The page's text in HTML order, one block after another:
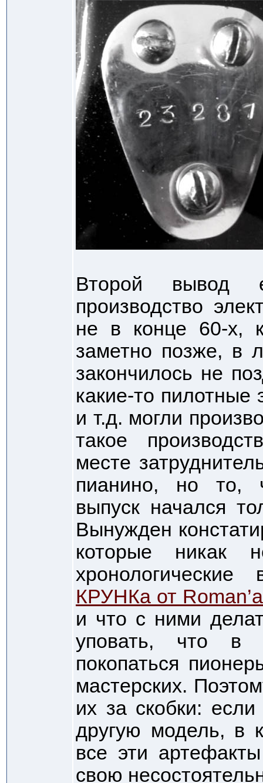
Второй вывод
производство
не в конце 60-х,
заметно позже, в
закончилось не
какие-то
и т.д. могли
такое
месте
пианино, но то,
выпуск начался
Вынужден
которые никак
КРУНКа от Roman’а
и что с ними
уповать, что в
покопаться
мастерских.
их за скобки:
другую модель, в
все эти
свою